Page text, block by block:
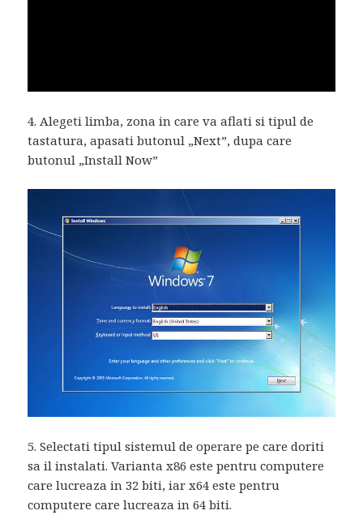
4. Alegeti limba, zona in care va aflati si tipul de
tastatura, apasati butonul „Next”, dupa care
butonul „Install Now”
5. Selectati tipul sistemul de operare pe care doriti
sa il instalati. Varianta x86 este pentru computere
care lucreaza in 32 biti, iar x64 este pentru
computere care lucreaza in 64 biti.